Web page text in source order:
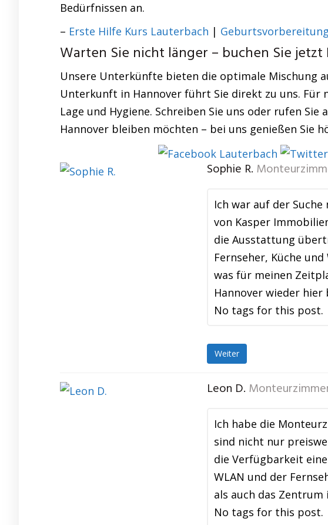
Bedürfnissen an.
– Erste Hilfe Kurs Lauterbach |
Warten Sie nicht länger – buchen Sie
Unsere Unterkünfte bieten die optimale Mischung
Unterkunft in Hannover führt Sie direkt zu uns.
Lage und Hygiene. Schreiben Sie uns oder rufen
Hannover bleiben möchten – bei uns genießen Sie
Sophie R.
Ich war auf der
von Kasper
die Ausstattung
Fernseher, Küche
was für meinen
Hannover wieder hier
No tags for this post.
Weiter
Leon D.
Ich habe die
sind nicht nur
die Verfügbarkeit
WLAN und der
als auch das
No tags for this post.